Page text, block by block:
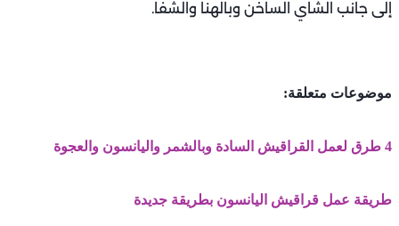
إلى جانب الشاي الساخن وبالهنا والشفا.
موضوعات متعلقة:
4 طرق لعمل القراقيش السادة وبالشمر واليانسون والعجوة
طريقة عمل قراقيش اليانسون بطريقة جديدة